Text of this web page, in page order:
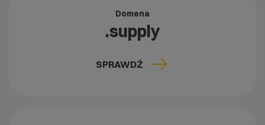
Domena
.supply
SPRAWDŹ